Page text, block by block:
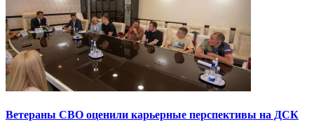
Ветераны СВО оценили карьерные перспективы на ДСК